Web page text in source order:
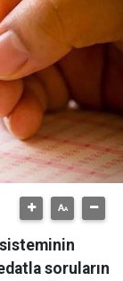
soruların